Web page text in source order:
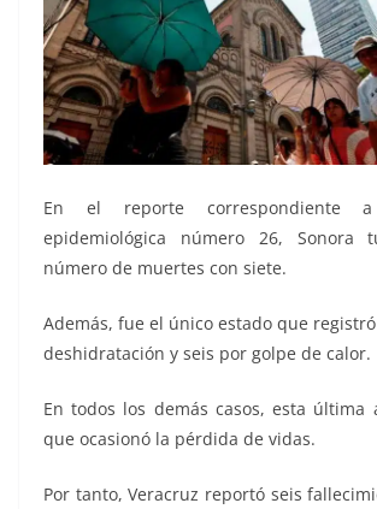
En el reporte correspondiente
epidemiológica número 26, Sonora
número de muertes con siete.
Además, fue el único estado que
deshidratación y seis por golpe de calor.
En todos los demás casos, esta última
que ocasionó la pérdida de vidas.
Por tanto, Veracruz reportó seis